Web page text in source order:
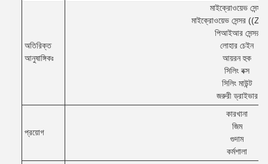
অতিরিক্ত
আনুষাঙ্গিকঃ
মাইক্রোওয়েভ সেন্সর
মাইক্রোওয়েভ সেন্সর
পিআইআর সেন্সর
লোহার চেইন
আয়রন হুক
সিলিং বক্স
সিলিং মাউন্ট
জরুরী ড্রাইভার
প্রয়োগ
কারখানা
জিম
গুদাম
কর্মশালা